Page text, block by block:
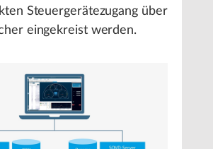
Steuergerätezugang über
eingekreist werden.